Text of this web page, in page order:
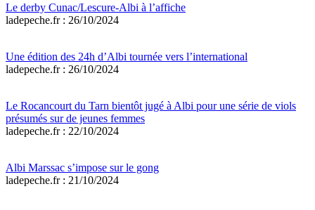
Le derby Cunac/Lescure-Albi à l’affiche
ladepeche.fr : 26/10/2024
Une édition des 24h d’Albi tournée vers l’international
ladepeche.fr : 26/10/2024
Le Rocancourt du Tarn bientôt jugé à Albi pour une série de viols
présumés sur de jeunes femmes
ladepeche.fr : 22/10/2024
Albi Marssac s’impose sur le gong
ladepeche.fr : 21/10/2024